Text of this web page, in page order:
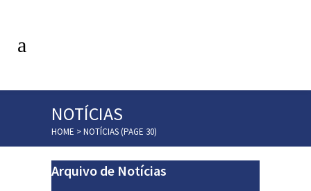
NOTÍCIAS
HOME >NOTÍCIAS(PAGE 30)
Arquivo de Notícias